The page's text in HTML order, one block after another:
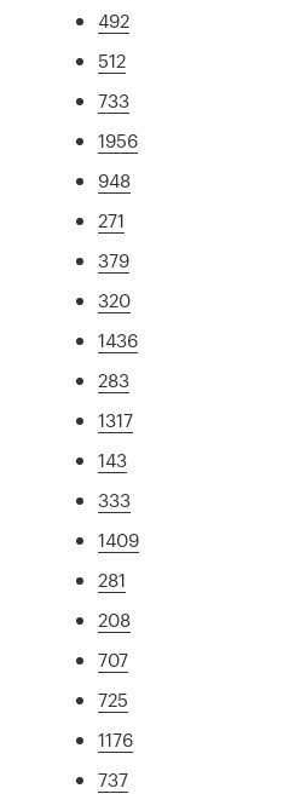
492
512
733
1956
948
271
379
320
1436
283
1317
143
333
1409
281
208
707
725
1176
737